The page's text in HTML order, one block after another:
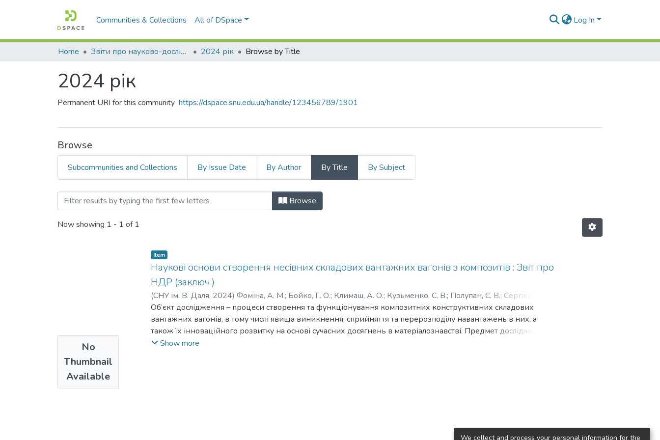
Communities & Collections All of DSpace Log In
Home Звіти про науково-дослідну роботу за держбюджетним фінансуванням 2024 рік Browse by Title
2024 рік
Permanent URI for this community https://dspace.snu.edu.ua/handle/123456789/1901
Browse
Subcommunities and Collections By Issue Date By Author By Title By Subject
Browsing 2024 рік by Title Browse
Now showing 1 - 1 of 1
No
Thumbnail
Available
Item
Наукові основи створення несівних складових вантажних вагонів з композитів : Звіт про
НДР (заключ.)
(СНУ ім. В. Даля, 2024) Фоміна, А. М.; Бойко, Г. О.; Климаш, А. О.; Кузьменко, С. В.; Полупан, Є. В.; Сергієнко, О.
В.;Фомін, О. В.;Ловська, А. О.;Прокопенко, П. М.;Козинка, О. С.;Туровець, Д. А.;Сова, С. С.;Литвиненко, А. С.
Безлуцький, В. О.;Черкашин, О. П.;Балковська, Г. В.
Об’єкт дослідження – процеси створення та функціонування композитних конструктивних складових
вантажних вагонів, в тому числі явища виникнення, сприйняття та перерозподілу навантажень в них, а
також їх інноваційного розвитку на основі сучасних досягнень в матеріалознавстві. Предмет дослідження –
принципи, закономірності, концептуальні відображення та описання сприйняття і перерозподілу
моделювання, випробування; методи математична обробки результатів експериментів; методи
математичної статистики; методи проектування та досліджень сучасних транспортних засобів; методи
Show more
We collect and process your personal information for the